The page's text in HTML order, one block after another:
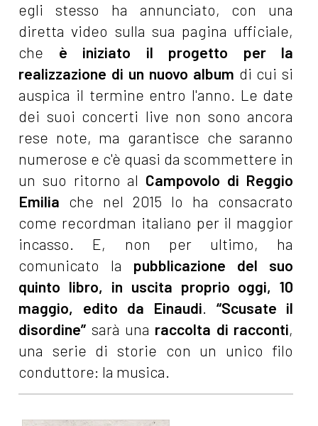
egli stesso ha annunciato, con una
diretta video sulla sua pagina ufficiale,
che è iniziato il progetto per la
realizzazione di un nuovo album di cui si
auspica il termine entro l'anno. Le date
dei suoi concerti live non sono ancora
rese note, ma garantisce che saranno
numerose e c'è quasi da scommettere in
un suo ritorno al Campovolo di Reggio
Emilia che nel 2015 lo ha consacrato
come recordman italiano per il maggior
incasso. E, non per ultimo, ha
comunicato la pubblicazione del suo
quinto libro, in uscita proprio oggi, 10
maggio, edito da
Einaudi. “Scusate il
disordine” sarà una raccolta di racconti,
una serie di storie con un unico filo
conduttore: la musica.